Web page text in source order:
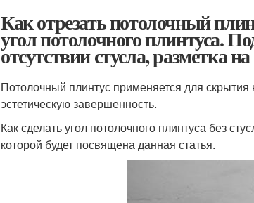
Как отрезать потолочный
угол потолочного плинтуса.
отсутствии стусла, разметка
Потолочный плинтус применяется для
эстетическую завершенность.
Как сделать угол потолочного плинтуса без
которой будет посвящена данная статья.